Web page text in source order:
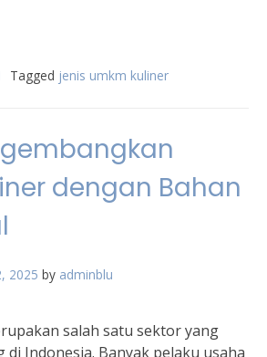
Tagged jenis umkm kuliner
dengan Bahan
2025 by adminblu
salah satu sektor yang
Indonesia. Banyak pelaku usaha